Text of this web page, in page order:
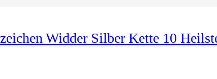
Widder Silber Kette 10